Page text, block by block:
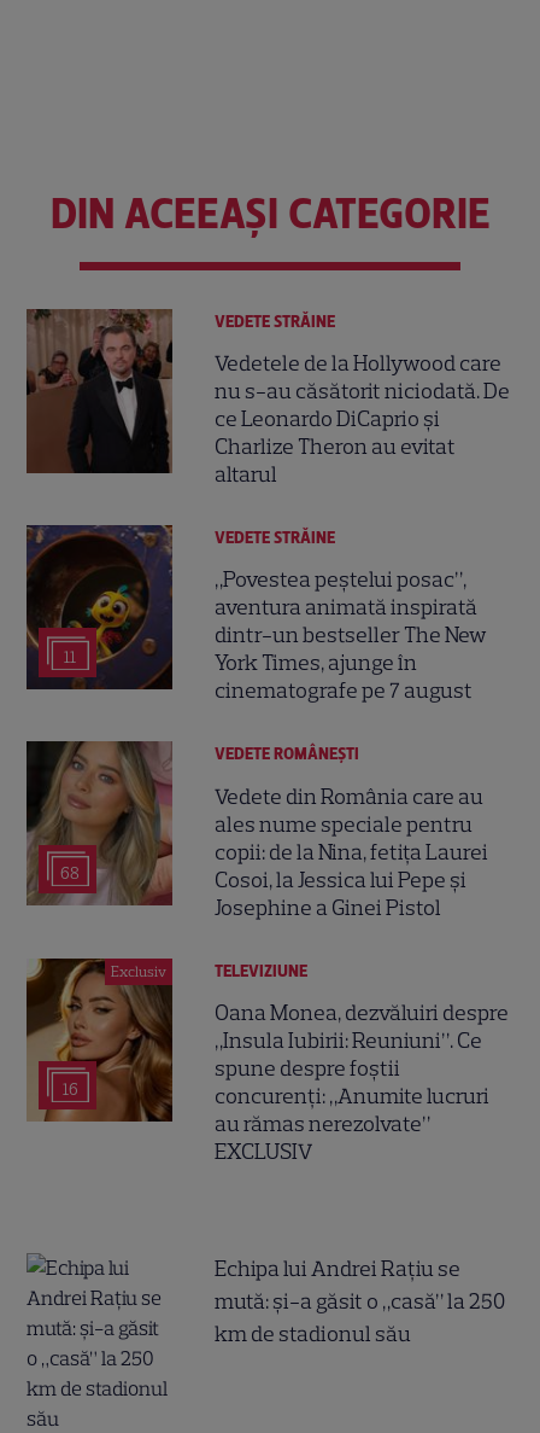
DIN ACEEAȘI CATEGORIE
VEDETE STRĂINE
Vedetele de la Hollywood care
nu s-au căsătorit niciodată. De
ce Leonardo DiCaprio și
Charlize Theron au evitat
altarul
11
VEDETE STRĂINE
„Povestea peștelui posac”,
aventura animată inspirată
dintr-un bestseller The New
York Times, ajunge în
cinematografe pe 7 august
68
VEDETE ROMÂNEŞTI
Vedete din România care au
ales nume speciale pentru
copii: de la Nina, fetița Laurei
Cosoi, la Jessica lui Pepe și
Josephine a Ginei Pistol
Exclusiv
16
TELEVIZIUNE
Oana Monea, dezvăluiri despre
„Insula Iubirii: Reuniuni”. Ce
spune despre foștii
concurenți: „Anumite lucruri
au rămas nerezolvate”
EXCLUSIV
Echipa lui Andrei Rațiu se
mută: și-a găsit o „casă” la 250
km de stadionul său